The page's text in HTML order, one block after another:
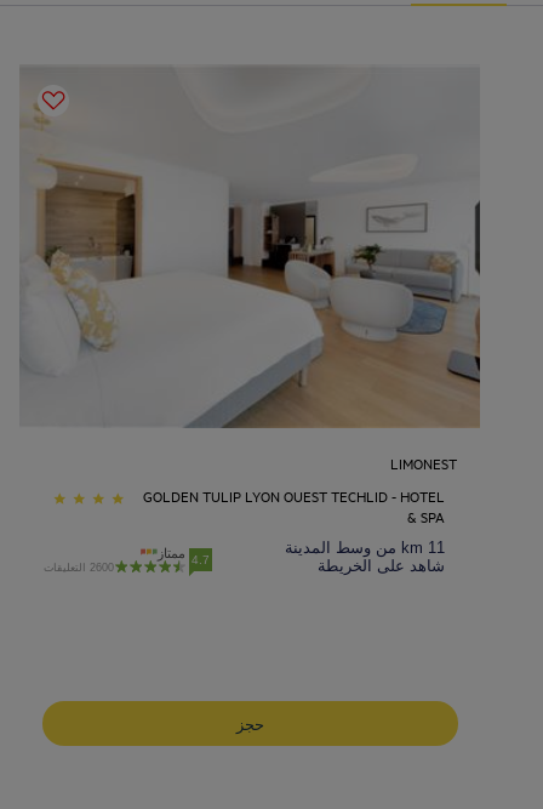
LIMONEST
GOLDEN TULIP LYON OUEST TECHLID - HOTEL
& SPA
11 km من وسط المدينة
شاهد على الخريطة
4.7 ممتاز
2600 التعليقات
حجز
فنادق بورجومي
فنادق القاهرة